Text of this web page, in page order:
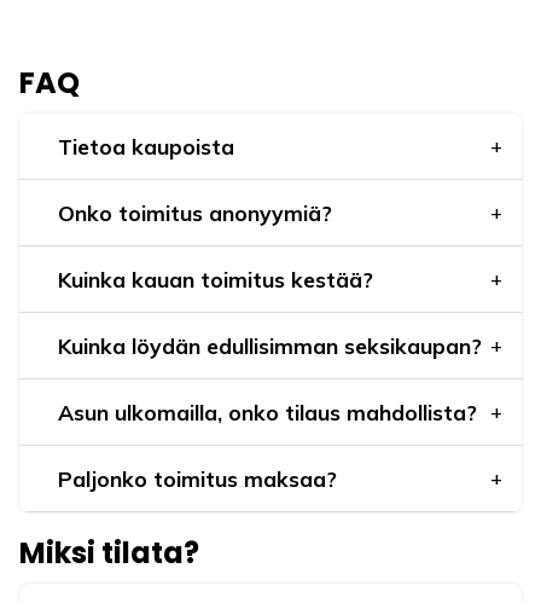
FAQ
Tietoa kaupoista
Onko toimitus anonyymiä?
Kuinka kauan toimitus kestää?
Kuinka löydän edullisimman seksikaupan?
Asun ulkomailla, onko tilaus mahdollista?
Paljonko toimitus maksaa?
Miksi tilata?